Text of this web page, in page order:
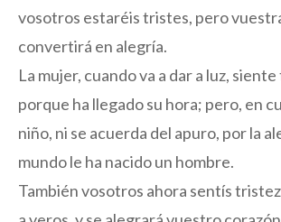
vosotros estaréis tristes, pero
convertirá en alegría.
La mujer, cuando va a dar a luz,
porque ha llegado su hora; pero, en
niño, ni se acuerda del apuro, por la
mundo le ha nacido un hombre.
También vosotros ahora sentís